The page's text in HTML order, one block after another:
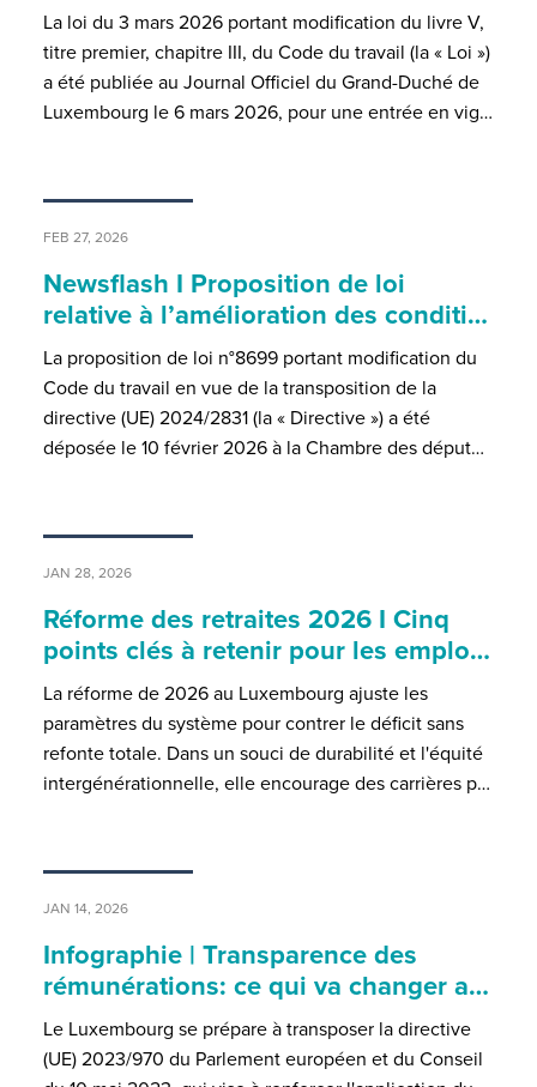
La loi du 3 mars 2026 portant modification du livre V,
titre premier, chapitre III, du Code du travail (la « Loi »)
a été publiée au Journal Officiel du Grand-Duché de
Luxembourg le 6 mars 2026, pour une entrée en vig…
FEB 27, 2026
Newsflash I Proposition de loi
relative à l’amélioration des conditi…
La proposition de loi n°8699 portant modification du
Code du travail en vue de la transposition de la
directive (UE) 2024/2831 (la « Directive ») a été
déposée le 10 février 2026 à la Chambre des déput…
JAN 28, 2026
Réforme des retraites 2026 I Cinq
points clés à retenir pour les emplo…
La réforme de 2026 au Luxembourg ajuste les
paramètres du système pour contrer le déficit sans
refonte totale. Dans un souci de durabilité et l'équité
intergénérationnelle, elle encourage des carrières p…
JAN 14, 2026
Infographie | Transparence des
rémunérations: ce qui va changer a…
Le Luxembourg se prépare à transposer la directive
(UE) 2023/970 du Parlement européen et du Conseil